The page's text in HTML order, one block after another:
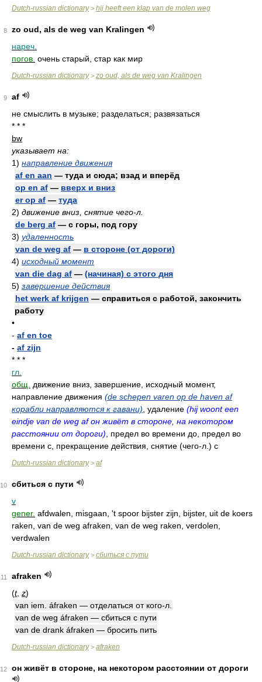
Dutch-russian dictionary> hij heeft een klap van de molen weg
8
zo oud, als de weg van Kralingen
нареч.
погов. очень старый, стар как мир
Dutch-russian dictionary> zo oud, als de weg van Kralingen
9
af
не смыслить в музыке; разделаться; развязаться
* * *
bw
указывает на:
1) направление движения
af en aan — туда и сюда; взад и вперёд
op en af — вверх и вниз
er op af — туда
2) движение вниз, снятие чего-л.
de berg af — с горы, под гору
3) удаленность
van de weg af — в стороне (от дороги)
4) исходный момент
van die dag af — (начиная) с этого дня
5) завершение действия
het werk af krijgen — справиться с работой, закончить
работу
•
- af en toe
- af zijn
* * *
гл.
общ.
движение вниз, завершение, исходный момент,
направление движения (de schepen varen op de haven af
корабли направляются к гавани) , удаление (hij woont een
eindje van de weg af он живёт в стороне, на некотором
расстоянии от дороги) , предел во времени до, предел во
времени с, прекращение действия, снятие (чего-л.) с
Dutch-russian dictionary> af
10
сбиться с пути
v
gener. afdwalen, misgaan, 't spoor bijster zijn, bijster, uit de koers
raken, van de weg afraken, van de weg raken, verdolen,
verdwalen
Dutch-russian dictionary> сбиться с пути
11
afraken
(t, z)
van iem. áfraken — отделаться от кого-л.
van de weg áfraken — сбиться с пути
van de drank áfraken — бросить пить
Dutch-russian dictionary> afraken
12 он живёт в стороне, на некотором расстоянии от дороги